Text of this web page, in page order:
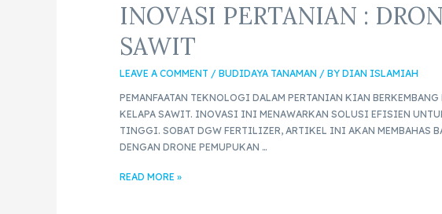
INOVASI PERTANIAN :
SAWIT
LEAVE A COMMENT /BUDIDAYA TANAMAN / BYDIAN ISLAMIAH
PEMANFAATAN TEKNOLOGI DALAM PERTANIAN KIAN
KELAPA SAWIT. INOVASI INI MENAWARKAN SOLUSI EFISIEN
TINGGI. SOBAT DGW FERTILIZER, ARTIKEL INI AKAN MEMBAHAS
DENGAN DRONE PEMUPUKAN …
READ MORE »